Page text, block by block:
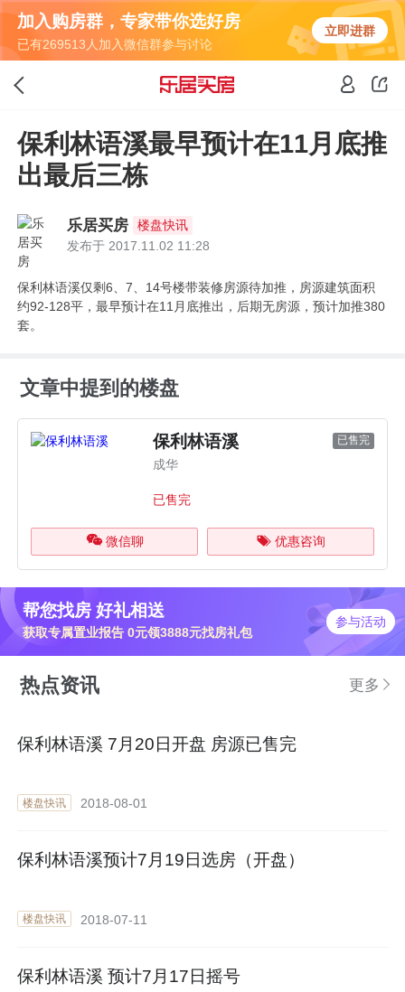
加入购房群，专家带你选好房
已有269513人加入微信群参与讨论
立即进群
保利林语溪最早预计在11月底推
出最后三栋
乐居买房
楼盘快讯
发布于 2017.11.02 11:28
保利林语溪仅剩6、7、14号楼带装修房源待加推，房源建筑面积
约92-128平，最早预计在11月底推出，后期无房源，预计加推380
套。
文章中提到的楼盘
保利林语溪 已售完
成华
已售完
微信聊 优惠咨询
帮您找房 好礼相送
获取专属置业报告 0元领3888元找房礼包
参与活动
热点资讯 更多
保利林语溪 7月20日开盘 房源已售完
楼盘快讯 2018-08-01
保利林语溪预计7月19日选房（开盘）
楼盘快讯 2018-07-11
保利林语溪 预计7月17日摇号